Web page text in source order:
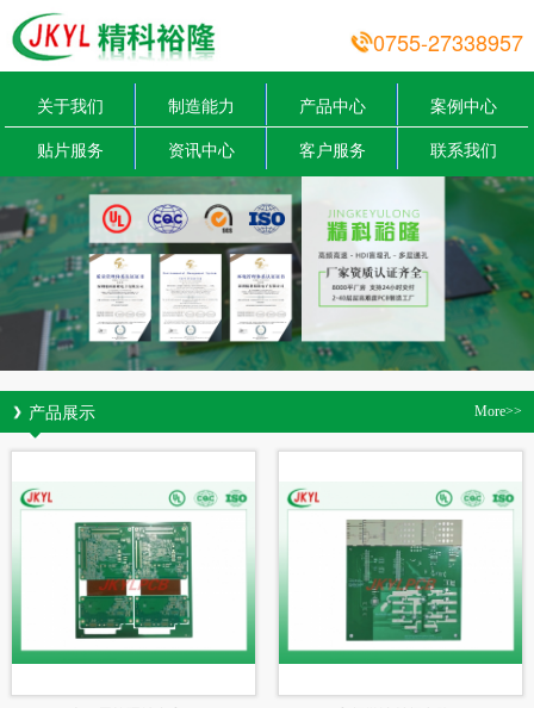
0755-27338957
关于我们 制造能力 产品中心
案例中心
贴片服务
资讯中心 客户服务 联系我们
More>>
产品展示